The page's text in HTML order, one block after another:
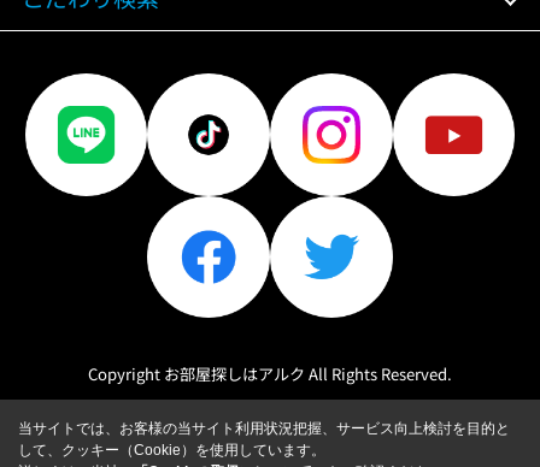
Copyright お部屋探しはアルク All Rights Reserved.
当サイトでは、お客様の当サイト利用状況把握、サービス向上検討を目的と
して、クッキー（Cookie）を使用しています。